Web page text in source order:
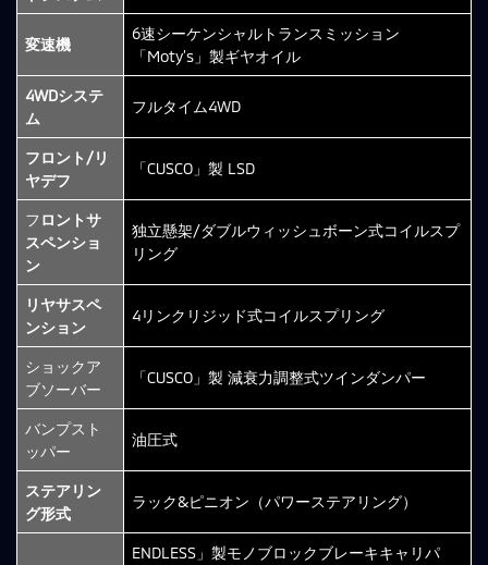
変速機
6速シーケンシャルトランスミッション
「Moty’s」製ギヤオイル
4WDシステ
ム
フルタイム4WD
フロント/リ
ヤデフ
「CUSCO」製 LSD
フ ロントサ
スペンショ
ン
独立懸架/ダブルウィッシュボーン式コイルスプ
リング
リヤサスペ
ンション
4リンクリジッド式コイルスプリング
ショックア
ブソーバー
「CUSCO」製 減衰力調整式ツインダンパー
バンプスト
ッパー
油圧式
ステアリン
グ形式
ラック&ピニオン（パワーステアリング）
ENDLESS」製モノブロックブレーキキャリパ